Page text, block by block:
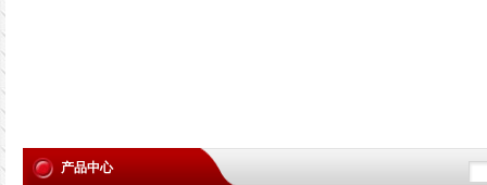
产品中心